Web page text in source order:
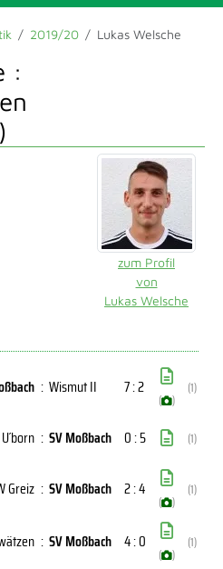
2019/20 Lukas Welsche
:
zum Profil
von
Lukas Welsche
: Wismut II 7 : 2
( )
(1)
: SV Moßbach 0 : 5 (1)
Greiz : SV Moßbach 2 : 4
( )
(1)
: SV Moßbach 4 : 0
( )
(1)